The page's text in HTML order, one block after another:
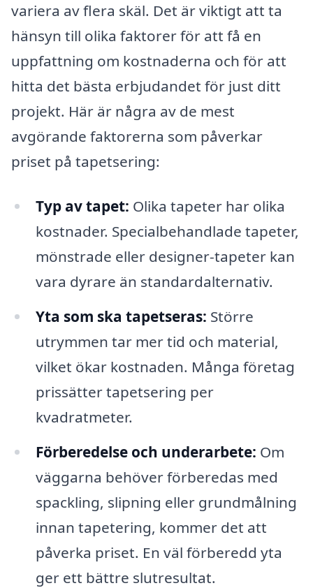
variera av flera skäl. Det är viktigt att ta
hänsyn till olika faktorer för att få en
uppfattning om kostnaderna och för att
hitta det bästa erbjudandet för just ditt
projekt. Här är några av de mest
avgörande faktorerna som påverkar
priset på tapetsering:
Typ av tapet: Olika tapeter har olika
kostnader. Specialbehandlade tapeter,
mönstrade eller designer-tapeter kan
vara dyrare än standardalternativ.
Yta som ska tapetseras: Större
utrymmen tar mer tid och material,
vilket ökar kostnaden. Många företag
prissätter tapetsering per
kvadratmeter.
Förberedelse och underarbete: Om
väggarna behöver förberedas med
spackling, slipning eller grundmålning
innan tapetering, kommer det att
påverka priset. En väl förberedd yta
ger ett bättre slutresultat.